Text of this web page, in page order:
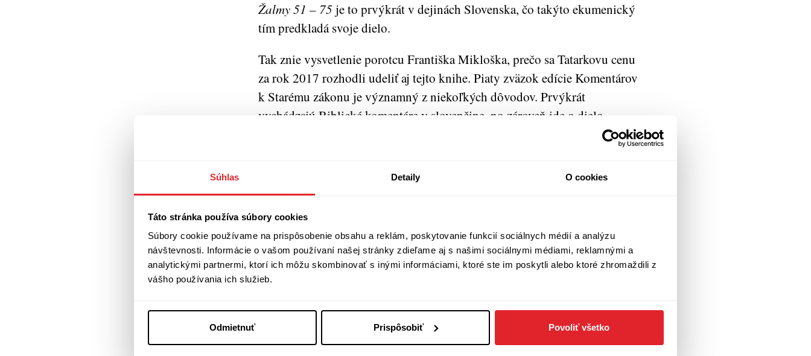
Súhlas Detaily O cookies
Táto stránka používa súbory cookies
Súbory cookie používame na prispôsobenie obsahu a reklám, poskytovanie funkcií sociálnych médií a analýzu
návštevnosti. Informácie o vašom používaní našej stránky zdieľame aj s našimi sociálnymi médiami, reklamnými a
analytickými partnermi, ktorí ich môžu skombinovať s inými informáciami, ktoré ste im poskytli alebo ktoré zhromaždili z
vášho používania ich služieb.
Odmietnuť Prispôsobiť Povoliť všetko
Žalmy 51 – 75je to prvýkrát v dejinách Slovenska, čo takýto ekumenický
tím predkladá svoje dielo.
Tak znie vysvetlenie porotcu Františka Mikloška, prečo sa Tatarkovu cenu
za rok 2017 rozhodli udeliť aj tejto knihe. Piaty zväzok edície Komentárov
k Starému zákonu je významný z niekoľkých dôvodov. Prvýkrát
vychádzajú Biblické komentáre v slovenčine, no zároveň ide o dielo,
ktorého jadrom je moderný odborný výklad žalmov, v ktorom sa tradičné
výklady prelínajú s aktuálnymi poznatkami z teológie, lingvistiky, histórie
učiteľov a kňazov, ale aj čitateľskú verejnosť na duchovné a kultúrne
obohatenie,“ dodáva František Mikloško.
Celú edíciu knižných Komentárov k Starému zákonu zastrešuje Teologická
sa pred pár rokmi začal tvoriť projekt komentárov ku Knihe žalmov,
uvedomil som si rôznorodú pestrosť vzdelaných vo viere: katolík,
protestant a žid. Hľadáme ľudí dobrej vôle, ktorí si v dnešnom